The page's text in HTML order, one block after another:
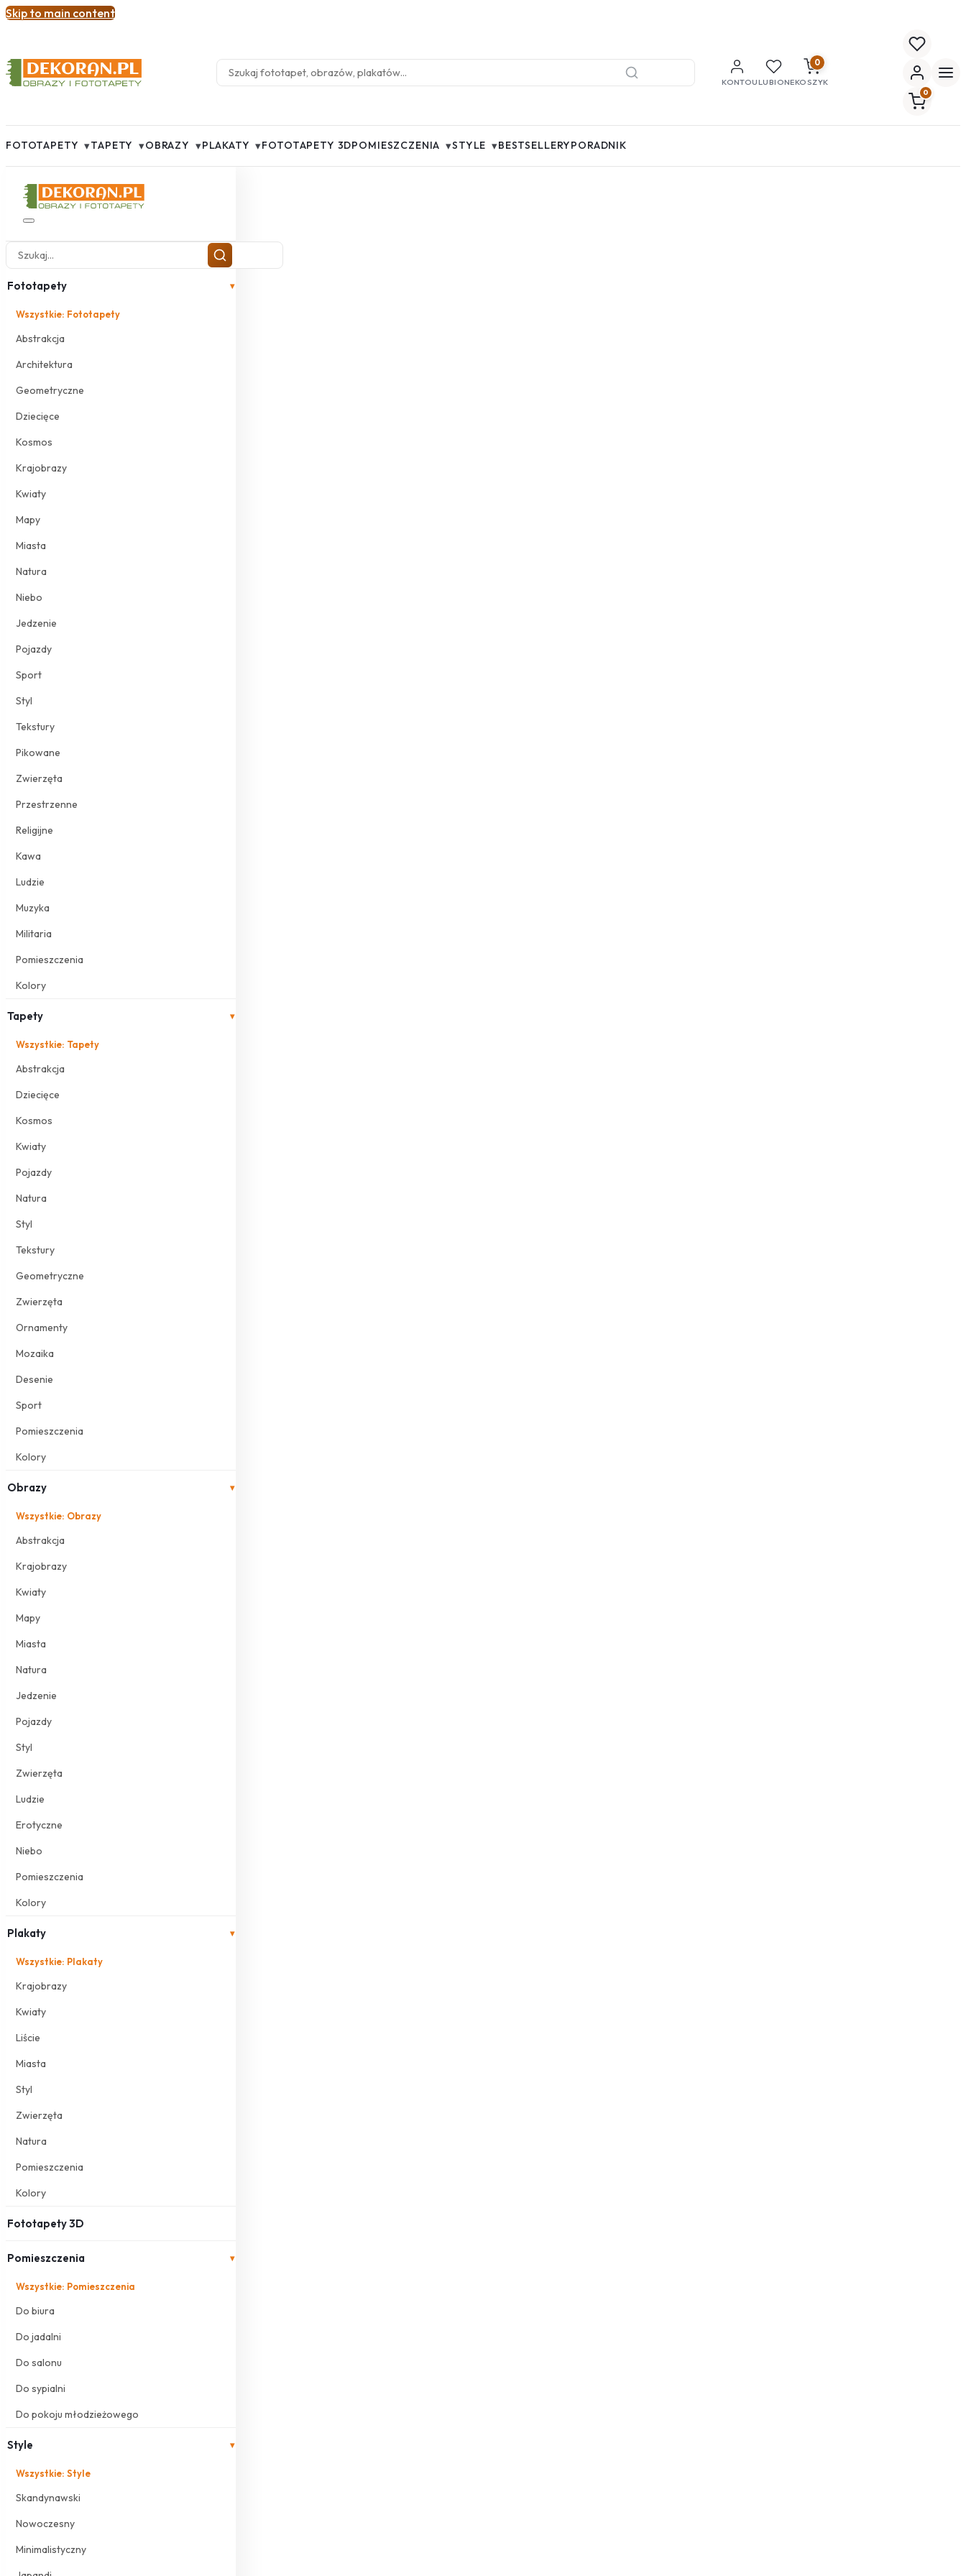
Skip to main content
KONTOULUBIONE
0
KOSZYK
0
FOTOTAPETY ▾TAPETY ▾OBRAZY ▾PLAKATY ▾FOTOTAPETY 3DPOMIESZCZENIA ▾STYLE ▾BESTSELLERYPORADNIK
Fototapety ▾
Wszystkie: Fototapety
Abstrakcja
Architektura
Geometryczne
Dziecięce
Kosmos
Krajobrazy
Kwiaty
Mapy
Miasta
Natura
Niebo
Jedzenie
Pojazdy
Sport
Styl
Tekstury
Pikowane
Zwierzęta
Przestrzenne
Religijne
Kawa
Ludzie
Muzyka
Militaria
Pomieszczenia
Kolory
Tapety ▾
Wszystkie: Tapety
Abstrakcja
Dziecięce
Kosmos
Kwiaty
Pojazdy
Natura
Styl
Tekstury
Geometryczne
Zwierzęta
Ornamenty
Mozaika
Desenie
Sport
Pomieszczenia
Kolory
Obrazy ▾
Wszystkie: Obrazy
Abstrakcja
Krajobrazy
Kwiaty
Mapy
Miasta
Natura
Jedzenie
Pojazdy
Styl
Zwierzęta
Ludzie
Erotyczne
Niebo
Pomieszczenia
Kolory
Plakaty ▾
Wszystkie: Plakaty
Krajobrazy
Kwiaty
Liście
Miasta
Styl
Zwierzęta
Natura
Pomieszczenia
Kolory
Fototapety 3D
Pomieszczenia ▾
Wszystkie: Pomieszczenia
Do biura
Do jadalni
Do salonu
Do sypialni
Do pokoju młodzieżowego
Style ▾
Wszystkie: Style
Skandynawski
Nowoczesny
Minimalistyczny